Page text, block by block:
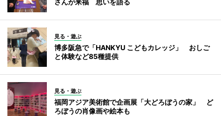
さんが来福 思いを語る
見る・遊ぶ
博多阪急で「HANKYU こどもカレッジ」 おしご
と体験など85種提供
見る・遊ぶ
福岡アジア美術館で企画展「大どろぼうの家」 ど
ろぼうの肖像画や絵本も